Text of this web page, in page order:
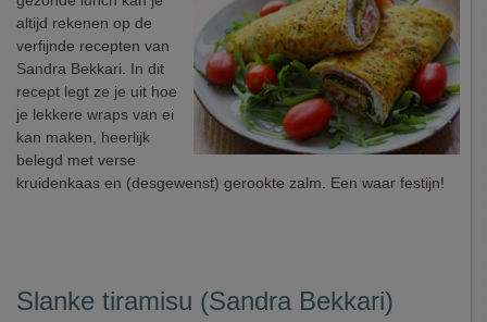
altijd rekenen op de
verfijnde recepten van
Sandra Bekkari. In dit
recept legt ze je uit hoe
je lekkere wraps van ei
kan maken, heerlijk
belegd met verse
kruidenkaas en (desgewenst) gerookte zalm. Een waar festijn!
Slanke tiramisu (Sandra Bekkari)